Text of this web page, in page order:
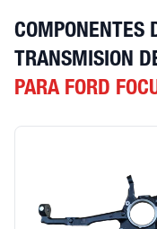
COMPONENTES
TRANSMISION
PARA FORD